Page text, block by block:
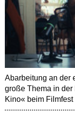
Abarbeitung an der
große Thema in
Kino« beim Filmfest